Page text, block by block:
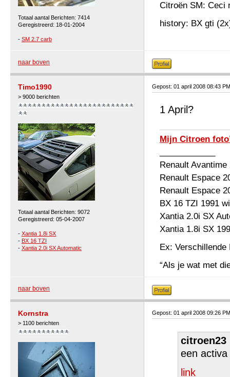
Totaal aantal Berichten: 7414
Geregistreerd: 18-01-2004
- SM 2.7 carb
Citroën SM: Ceci
history: BX gti
naar boven
Timo1990
> 9000 berichten
Totaal aantal Berichten: 9072
Geregistreerd: 05-04-2007
- Xantia 1.8i SX
- BX 16 TZI
- Xantia 2.0i SX Automatic
Gepost: 01 april 2008 08:43 PM
1 April?
Mijn Citroen
Renault
Renault Espace
Renault Espace
BX 16 TZI 1991
Xantia 2.0i SX
Xantia 1.8i SX
Ex: Verschillende
“Als je wat met
naar boven
Kornstra
> 1100 berichten
Gepost: 01 april 2008 09:26 PM
citroen23
een
link